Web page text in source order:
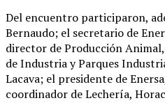
Del encuentro participaron,
Bernaudo; el secretario de
director de Producción
de Industria y Parques
Lacava; el presidente de
coordinador de Lechería,